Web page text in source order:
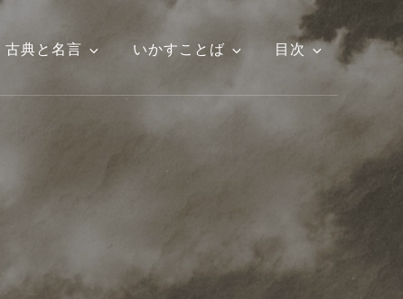
古典と名言 いかすことば 目次